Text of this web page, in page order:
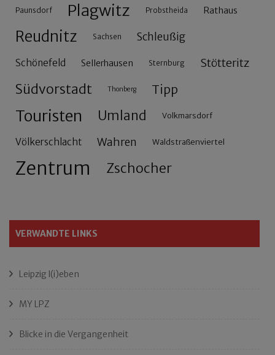
Paunsdorf Plagwitz Probstheida Rathaus
Reudnitz Sachsen Schleußig
Schönefeld Sellerhausen Sternburg Stötteritz
Südvorstadt Thonberg Tipp
Touristen Umland Volkmarsdorf
Völkerschlacht Wahren Waldstraßenviertel
Zentrum Zschocher
VERWANDTE LINKS
Leipzig l(i)eben
MY LPZ
Blicke in die Vergangenheit